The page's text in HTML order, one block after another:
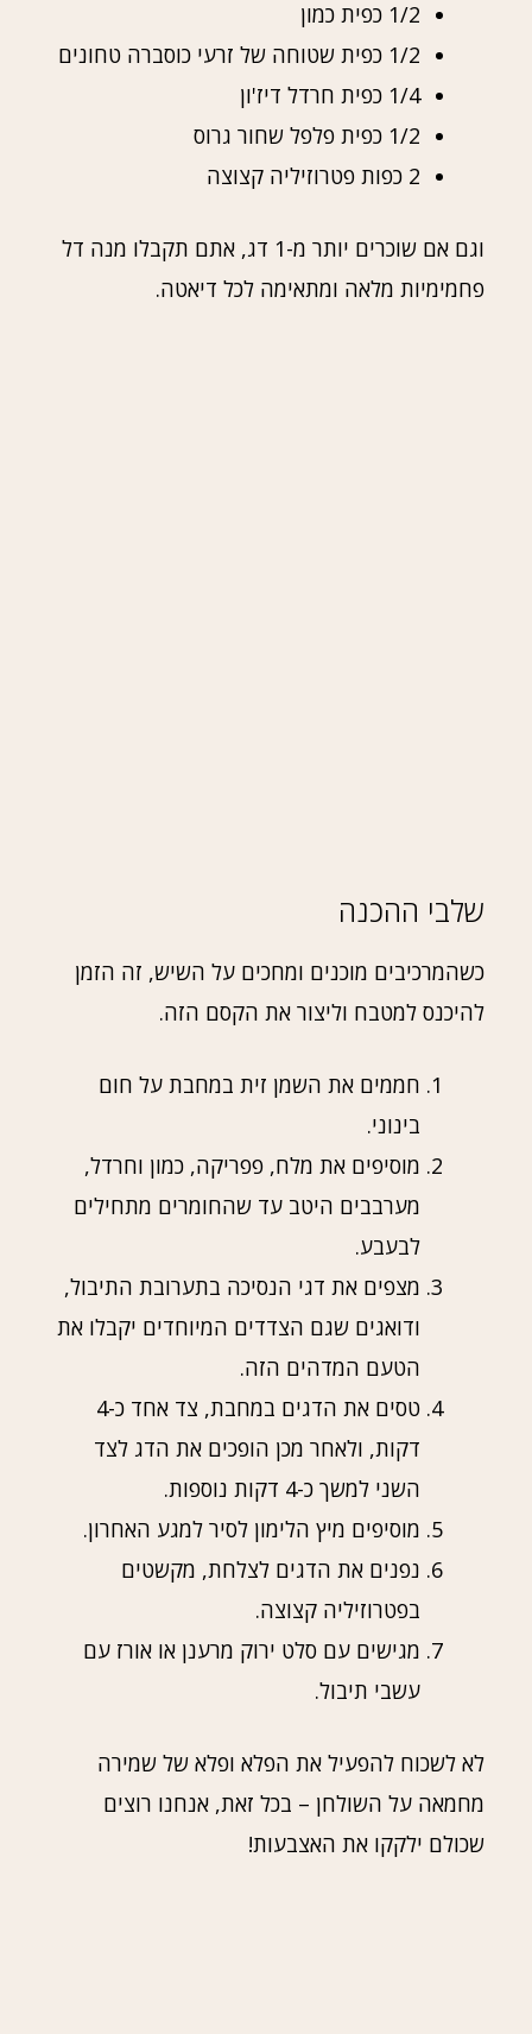
1/2 כפית כמון
1/2 כפית שטוחה של זרעי כוסברה טחונים
1/4 כפית חרדל דיז'ון
1/2 כפית פלפל שחור גרוס
2 כפות פטרוזיליה קצוצה
וגם אם שוכרים יותר מ-1 דג, אתם תקבלו מנה דל
פחמימיות מלאה ומתאימה לכל דיאטה.
שלבי ההכנה
כשהמרכיבים מוכנים ומחכים על השיש, זה הזמן
להיכנס למטבח וליצור את הקסם הזה.
חממים את השמן זית במחבת על חום
בינוני.
מוסיפים את מלח, פפריקה, כמון וחרדל,
מערבבים היטב עד שהחומרים מתחילים
לבעבע.
מצפים את דגי הנסיכה בתערובת התיבול,
ודואגים שגם הצדדים המיוחדים יקבלו את
הטעם המדהים הזה.
טסים את הדגים במחבת, צד אחד כ-4
דקות, ולאחר מכן הופכים את הדג לצד
השני למשך כ-4 דקות נוספות.
מוסיפים מיץ הלימון לסיר למגע האחרון.
נפנים את הדגים לצלחת, מקשטים
בפטרוזיליה קצוצה.
מגישים עם סלט ירוק מרענן או אורז עם
עשבי תיבול.
לא לשכוח להפעיל את הפלא ופלא של שמירה
מחמאה על השולחן – בכל זאת, אנחנו רוצים
שכולם ילקקו את האצבעות!